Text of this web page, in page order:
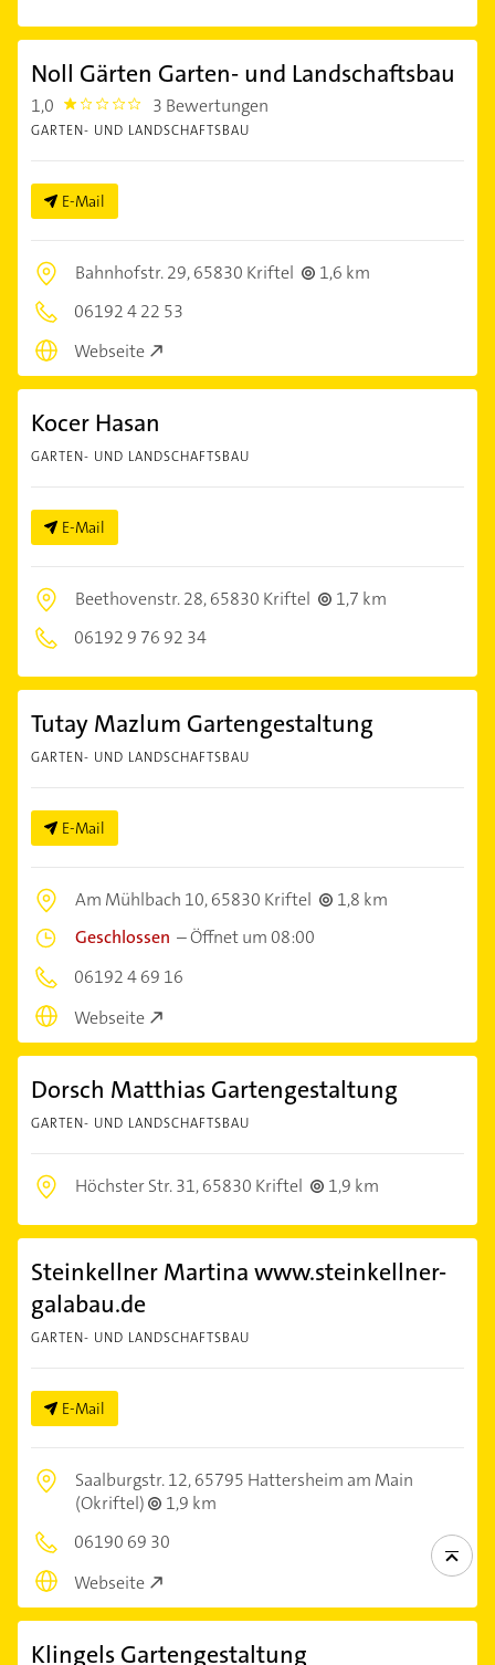
Noll Gärten Garten- und Landschaftsbau
1,0 1.0 3 Bewertungen
GARTEN- UND LANDSCHAFTSBAU
E-Mail
Bahnhofstr. 29,65830 Kriftel
1,6 km
06192 4 22 53
Webseite
Kocer Hasan
GARTEN- UND LANDSCHAFTSBAU
E-Mail
Beethovenstr. 28,65830 Kriftel
1,7 km
06192 9 76 92 34
Tutay Mazlum Gartengestaltung
GARTEN- UND LANDSCHAFTSBAU
E-Mail
Am Mühlbach 10,65830 Kriftel
1,8 km
Geschlossen –Öffnet um 08:00
06192 4 69 16
Webseite
Dorsch Matthias Gartengestaltung
GARTEN- UND LANDSCHAFTSBAU
Höchster Str. 31,65830 Kriftel 1,9 km
Steinkellner Martina www.steinkellner-
galabau.de
GARTEN- UND LANDSCHAFTSBAU
E-Mail
Saalburgstr. 12,65795 Hattersheim am Main
(Okriftel)
1,9 km
06190 69 30
Webseite
Klingels Gartengestaltung